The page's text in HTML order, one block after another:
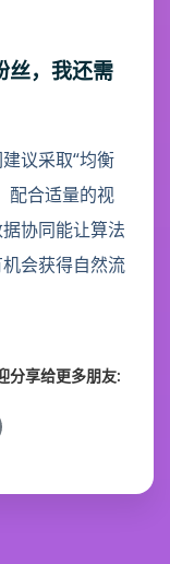
丝，我还需
议采取“均衡
配合适量的视
协同能让算法
会获得自然流
分享给更多朋友: